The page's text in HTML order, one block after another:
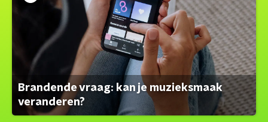
Brandende vraag: kan je muzieksmaak
veranderen?